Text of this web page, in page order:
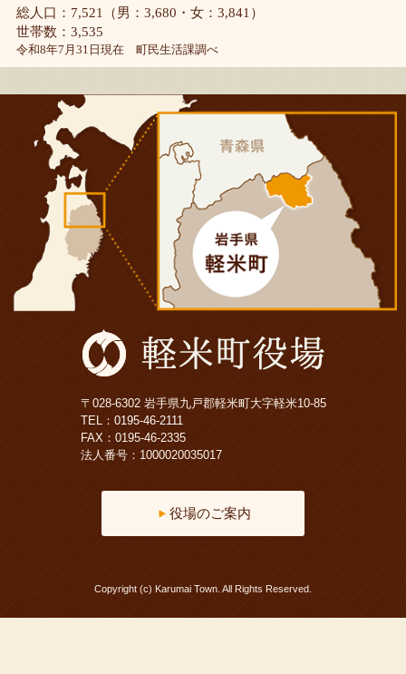
総人口：7,521（男：3,680・女：3,841）
世帯数：3,535
令和8年7月31日現在 町民生活課調べ
〒028-6302 岩手県九戸郡軽米町大字軽米10-85
TEL： 0195-46-2111
FAX：0195-46-2335
法人番号：1000020035017
役場のご案内
Copyright (c) Karumai Town. All Rights Reserved.